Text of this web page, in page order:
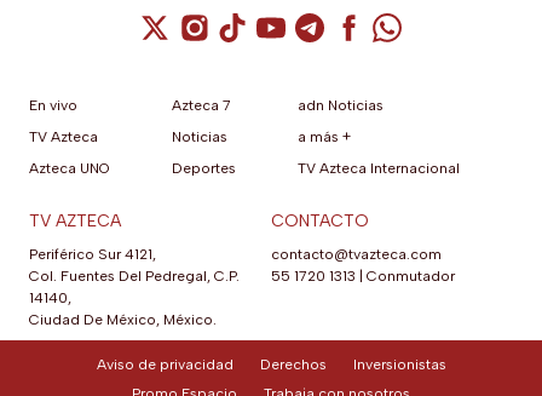
Cuenta de X / Twitter (se abre en una
Cuenta de Instagram (se abre en una
Cuenta de TikTok (se abre en
Cuenta de YouTube (se abre
Cuenta de Telegram (se
Cuenta de
Cuenta de
En vivo
TV Azteca
Azteca UNO
Azteca 7
Noticias
Deportes
adn Noticias
a más +
TV Azteca Internacional
TV AZTECA
Periférico Sur 4121,
Col. Fuentes Del Pedregal, C.P.
14140,
Ciudad De México, México.
CONTACTO
contacto@tvazteca.com
55 1720 1313
Conmutador
Aviso de privacidad Derechos
Inversionistas